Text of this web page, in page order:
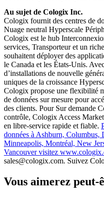
Au sujet de Cologix Inc.
Cologix fournit des centres de
Nuage neutral Hyperscale
Cologix est le hub
services, Transporteur et un
souhaitent déployer des
le Canada et les États-Unis.
d’installations de nouvelle
uniques de la croissance
Cologix propose une flexibilité
de données sur mesure pour
des clients. Pour Sur demande
contrôle, Cologix Access
en libre-service rapide et fiable.
données à Ashburn, Columbus,
Minneapolis, Montréal, New
Vancouver visitez
sales@cologix.com. Suivez
Vous aimerez peut-